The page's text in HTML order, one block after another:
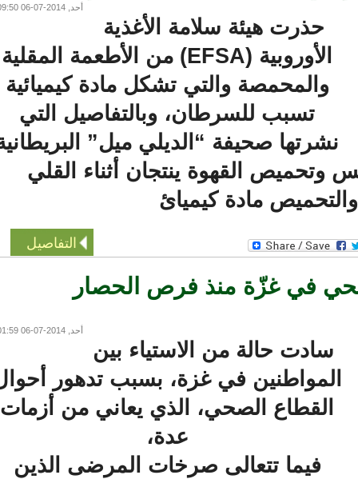
حذرت هيئة سلامة الأغذية
الأوروبية (EFSA) من الأطعمة المقلية
والمحمصة والتي تشكل مادة كيميائية
تسبب للسرطان، وبالتفاصيل التي
نشرتها صحيفة “الديلي ميل” البريطانية
القهوة ينتجان أثناء القلي
مادة كيميائ
التفاصيل
في غزّة منذ فرص الحصار
سادت حالة من الاستياء بين
في غزة، بسبب تدهور أحوال
القطاع الصحي، الذي يعاني من أزمات
عدة،
فيما تتعالى صرخات المرضى الذين